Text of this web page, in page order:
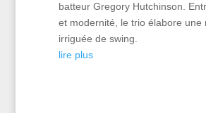
batteur Gregory Hutchinson.
et modernité, le trio élabore une
irriguée de swing.
lire plus